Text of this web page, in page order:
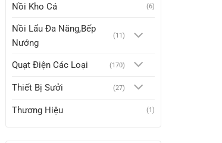
Nồi Kho Cá (6)
Nồi Lẩu Đa Năng,Bếp
Nướng
(11)
Quạt Điện Các Loại (170)
Thiết Bị Sưởi (27)
Thương Hiệu (1)